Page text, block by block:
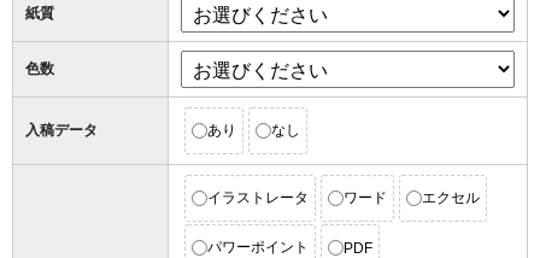
紙質
色数
入稿データ あり なし
イラストレータ ワード エクセル
パワーポイント PDF